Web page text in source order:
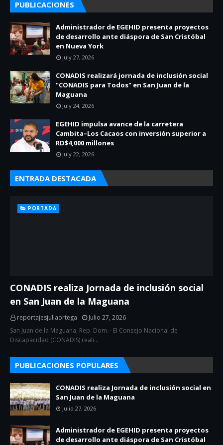
PUBLICACIONES
Administrador de EGEHID presenta proyectos
de desarrollo ante diáspora de San Cristóbal
en Nueva York
July 27, 2026
CONADIS realizará jornada de inclusión social
"CONADIS para Todos" en San Juan de la
Maguana
July 24, 2026
EGEHID impulsa avance de la carretera
Cambita–Los Cacaos con inversión superior a
RD$4,000 millones
July 22, 2026
ENTRADA DESTACADA
PORTADA
CONADIS realiza Jornada de inclusión social
en San Juan de la Maguana
reportajesjuliaortega
Julio 27, 2026
San Juan de la Maguana, Rep. Dom.– El Consejo Nacional de
Discapacidad (CONADIS) reali…
PUBLICACIONES POPULARES
CONADIS realiza Jornada de inclusión social en
San Juan de la Maguana
Julio 27, 2026
Administrador de EGEHID presenta proyectos
de desarrollo ante diáspora de San Cristóbal